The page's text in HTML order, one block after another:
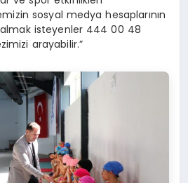
sosyal medya hesaplarının
almak isteyenler 444 00 48
arayabilir.”